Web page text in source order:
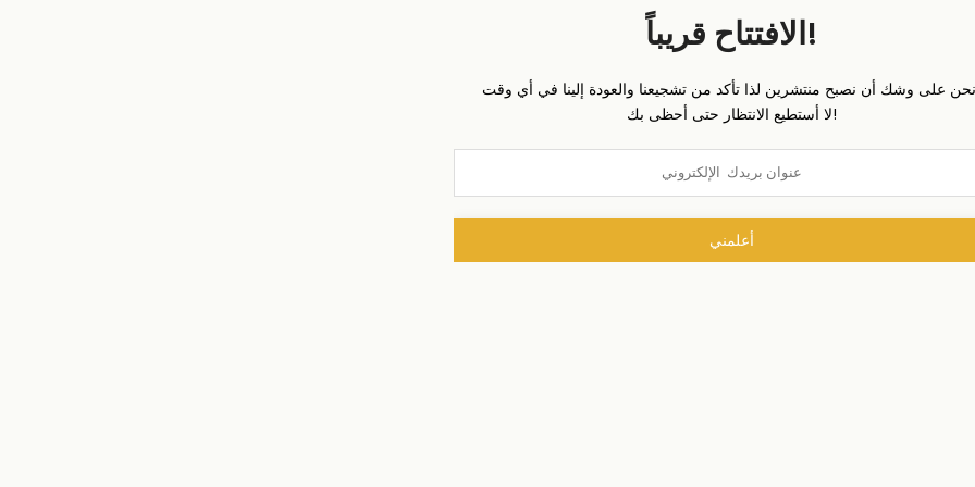
الافتتاح قريباً!
لا أستطيع الانتظار حتى أحظى بك!
أعلمني